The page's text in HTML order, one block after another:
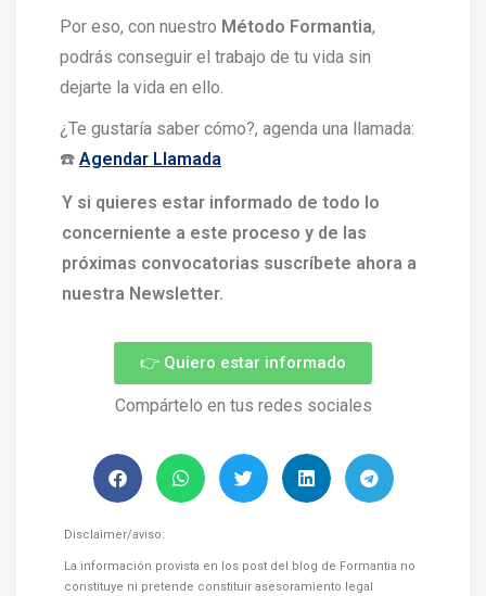
Por eso, con nuestro Método Formantia,
podrás conseguir el trabajo de tu vida sin
dejarte la vida en ello.
¿Te gustaría saber cómo?, agenda una llamada:
☎️ Agendar Llamada
Y si quieres estar informado de todo lo
concerniente a este proceso y de las
próximas convocatorias suscríbete ahora a
nuestra Newsletter.
👉 Quiero estar informado
Compártelo en tus redes sociales
Disclaimer/aviso:
La información provista en los post del blog de Formantia no
constituye ni pretende constituir asesoramiento legal